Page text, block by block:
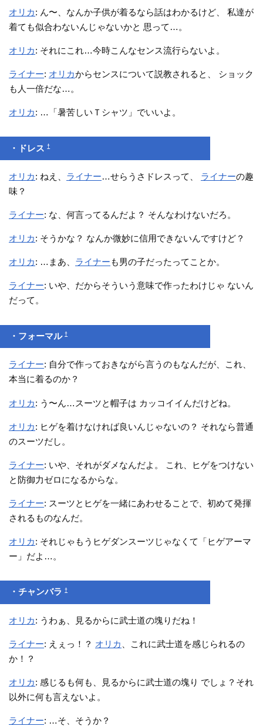
オリカ: ん〜、なんか子供が着るなら話はわかるけど、 私達が
着ても似合わないんじゃないかと 思って…。
オリカ: それにこれ…今時こんなセンス流行らないよ。
ライナー: オリカからセンスについて説教されると、 ショック
も人一倍だな…。
オリカ: …「暑苦しいＴシャツ」でいいよ。
・ドレス†
オリカ: ねえ、 ライナー…せらうさドレスって、 ライナーの趣
味？
ライナー: な、何言ってるんだよ？ そんなわけないだろ。
オリカ: そうかな？ なんか微妙に信用できないんですけど？
オリカ: …まあ、 ライナーも男の子だったってことか。
ライナー: いや、だからそういう意味で作ったわけじゃ ないん
だって。
・フォーマル†
ライナー: 自分で作っておきながら言うのもなんだが、これ、
本当に着るのか？
オリカ: う〜ん…スーツと帽子は カッコイイんだけどね。
オリカ: ヒゲを着けなければ良いんじゃないの？ それなら普通
のスーツだし。
ライナー: いや、それがダメなんだよ。 これ、ヒゲをつけない
と防御力ゼロになるからな。
ライナー: スーツとヒゲを一緒にあわせることで、初めて発揮
されるものなんだ。
オリカ: それじゃもうヒゲダンスーツじゃなくて「ヒゲアーマ
ー」だよ…。
・チャンバラ†
オリカ: うわぁ、見るからに武士道の塊りだね！
ライナー: えぇっ！？ オリカ
、これに武士道を感じられるの
か！？
オリカ: 感じるも何も、見るからに武士道の塊り でしょ？それ
以外に何も言えないよ。
ライナー: …そ、そうか？